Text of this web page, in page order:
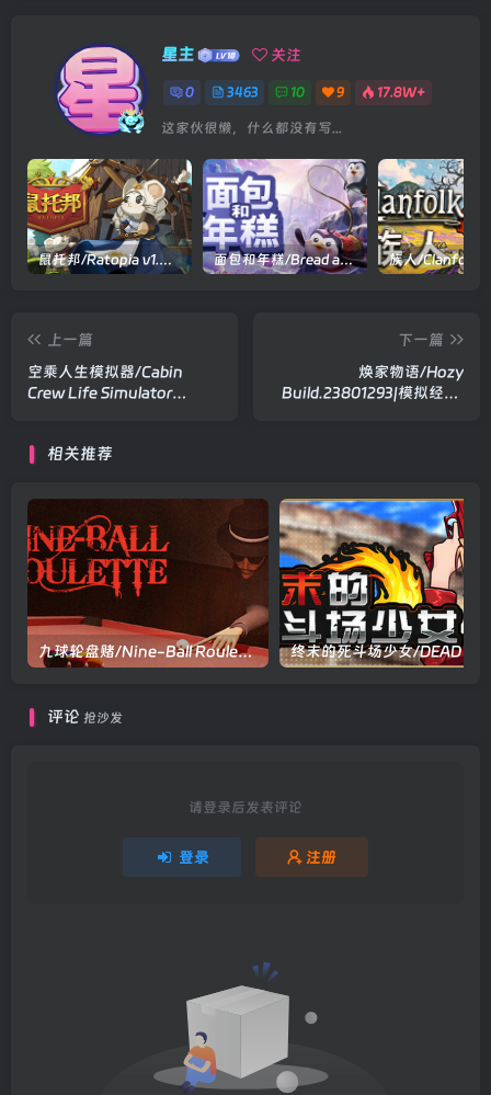
星主 关注
0 3463 10 9 17.8W+
这家伙很懒，什么都没有写...
鼠托邦/Ratopia v1.0.0530|策略模拟|容量2.9GB|官方中文版 面包和年糕/Bread and Fred Build.21411256|动作冒险|容量1.1GB|官方中文版
上一篇
空乘人生模拟器/Cabin
Crew Life Simulator
下一篇
焕家物语/Hozy
Build.23801293|模拟经营|
相关推荐
九球轮盘赌/Nine-Ball Roulette v1.0.25|模拟经营|容量978MB|官方中文版
评论 抢沙发
请登录后发表评论
登录 注册